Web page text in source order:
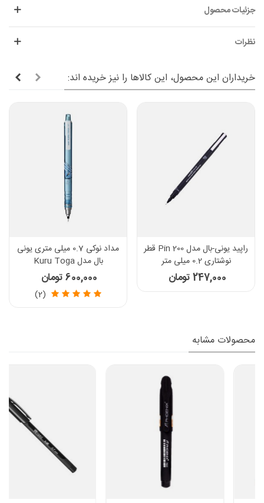
جزئیات محصول
نظرات
خریداران این محصول، این کالاها را نیز خریده اند:
راپید یونی-بال مدل Pin 200 قطر
نوشتاری 0.2 میلی متر
247,000 تومان
مداد نوکی 0.7 میلی متری یونی
بال مدل Kuru Toga
600,000 تومان
(2)
محصولات مشابه